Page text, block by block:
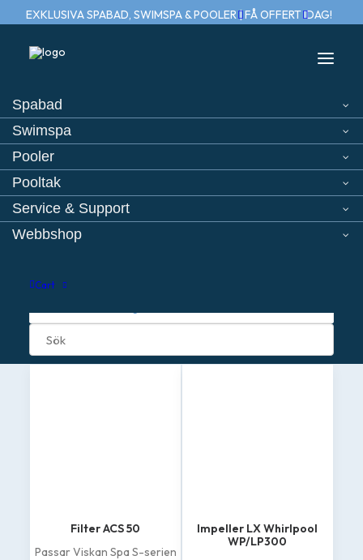
EXKLUSIVA SPABAD, SWIMSPA & POOLER | FÅ OFFERT IDAG!
Spabad
Swimspa
Pooler
Pooltak
Service & Support
Webbshop
Cart
Hem Reservdelar (spabad)
Filter ACS 50
Passar Viskan Spa S-serien
Impeller LX Whirlpool
WP/LP300